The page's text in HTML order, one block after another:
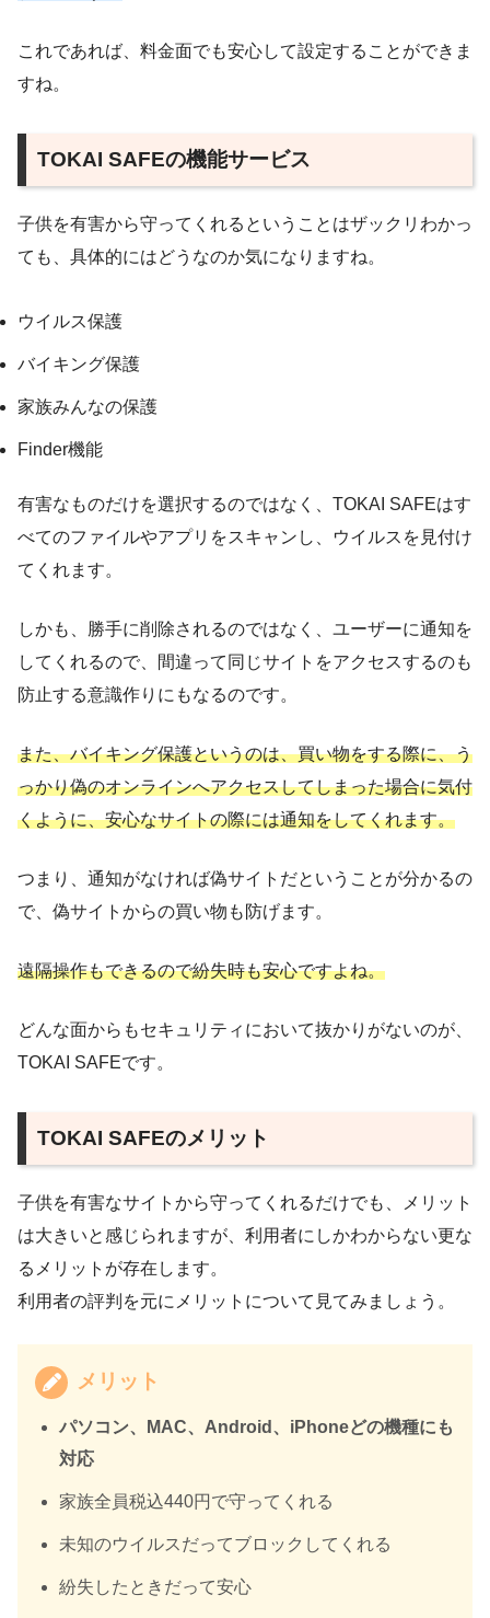
これであれば、料金面でも安心して設定することができま
すね。
TOKAI SAFEの機能サービス
子供を有害から守ってくれるということはザックリわかっ
ても、具体的にはどうなのか気になりますね。
ウイルス保護
バイキング保護
家族みんなの保護
Finder機能
有害なものだけを選択するのではなく、TOKAI SAFEはす
べてのファイルやアプリをスキャンし、ウイルスを見付け
てくれます。
しかも、勝手に削除されるのではなく、ユーザーに通知を
してくれるので、間違って同じサイトをアクセスするのも
防止する意識作りにもなるのです。
また、バイキング保護というのは、買い物をする際に、う
っかり偽のオンラインへアクセスしてしまった場合に気付
くように、安心なサイトの際には通知をしてくれます。
つまり、通知がなければ偽サイトだということが分かるの
で、偽サイトからの買い物も防げます。
遠隔操作もできるので紛失時も安心ですよね。
どんな面からもセキュリティにおいて抜かりがないのが、
TOKAI SAFEです。
TOKAI SAFEのメリット
子供を有害なサイトから守ってくれるだけでも、メリット
は大きいと感じられますが、利用者にしかわからない更な
るメリットが存在します。
利用者の評判を元にメリットについて見てみましょう。
メリット
パソコン、MAC、Android、iPhoneどの機種にも
対応
家族全員税込440円で守ってくれる
未知のウイルスだってブロックしてくれる
紛失したときだって安心